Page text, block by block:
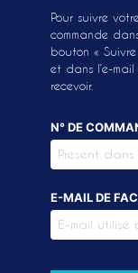
Pour suivre
commande
bouton «
et dans l’e-
recevoir.
N° DE
E-MAIL DE